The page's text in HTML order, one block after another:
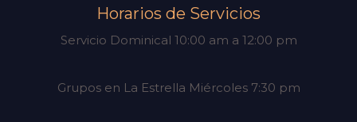
Horarios de Servicios
Servicio Dominical 10:00 am a 12:00 pm
Grupos en La Estrella Miércoles 7:30 pm